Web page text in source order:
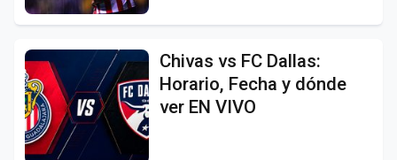
Chivas vs FC Dallas:
Horario, Fecha y dónde
ver EN VIVO